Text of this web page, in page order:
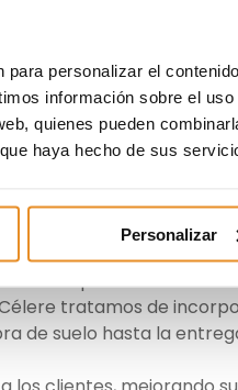
personalizar el
información sobre el
quienes pueden
haya hecho de sus
Personalizar
Comercial,
de un debate sobre
Housfy, Lucas Galán
director de Neinor
de Tinsa.
debate fueron muy
El
Proptechestá
credibilidad y
las etapas de desarrollo
tratamos de
de suelo hasta la